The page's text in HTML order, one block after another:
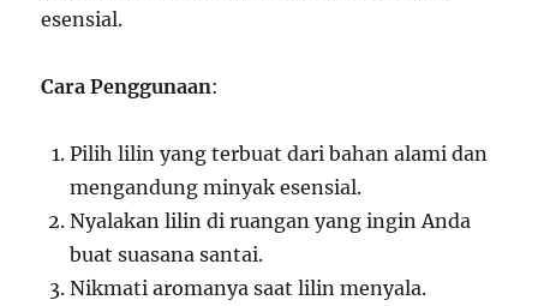
esensial.
Cara Penggunaan:
Pilih lilin yang terbuat dari bahan alami dan
mengandung minyak esensial.
Nyalakan lilin di ruangan yang ingin Anda
buat suasana santai.
Nikmati aromanya saat lilin menyala.